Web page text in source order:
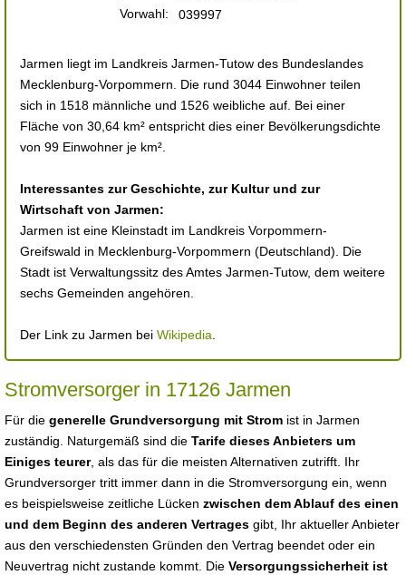
Vorwahl:
039997
Jarmen liegt im Landkreis Jarmen-Tutow des Bundeslandes
Mecklenburg-Vorpommern. Die rund 3044 Einwohner teilen
sich in 1518 männliche und 1526 weibliche auf. Bei einer
Fläche von 30,64 km² entspricht dies einer Bevölkerungsdichte
von 99 Einwohner je km².
Interessantes zur Geschichte, zur Kultur und zur
Wirtschaft von Jarmen:
Jarmen ist eine Kleinstadt im Landkreis Vorpommern-
Greifswald in Mecklenburg-Vorpommern (Deutschland). Die
Stadt ist Verwaltungssitz des Amtes Jarmen-Tutow, dem weitere
sechs Gemeinden angehören.
Der Link zu Jarmen bei Wikipedia
Stromversorger in 17126 Jarmen
Für die generelle Grundversorgung mit Strom ist in Jarmen
zuständig. Naturgemäß sind die Tarife dieses Anbieters um
Einiges teurer, als das für die meisten Alternativen zutrifft. Ihr
Grundversorger tritt immer dann in die Stromversorgung ein, wenn
es beispielsweise zeitliche Lücken zwischen dem Ablauf des einen
und dem Beginn des anderen Vertrages gibt, Ihr aktueller Anbieter
aus den verschiedensten Gründen den Vertrag beendet oder ein
Neuvertrag nicht zustande kommt. Die Versorgungssicherheit ist